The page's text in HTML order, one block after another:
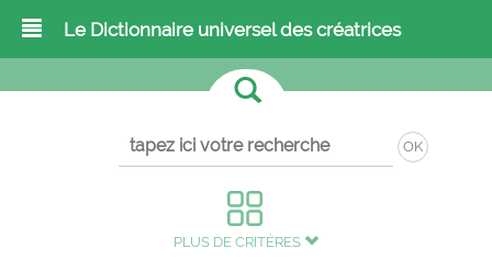
Le Dictionnaire universel des créatrices
OK
PLUS DE CRITÈRES